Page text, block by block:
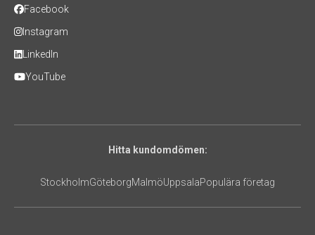
Facebook
Instagram
LinkedIn
YouTube
Hitta kundomdömen:
StockholmGöteborgMalmöUppsalaPopulära företag